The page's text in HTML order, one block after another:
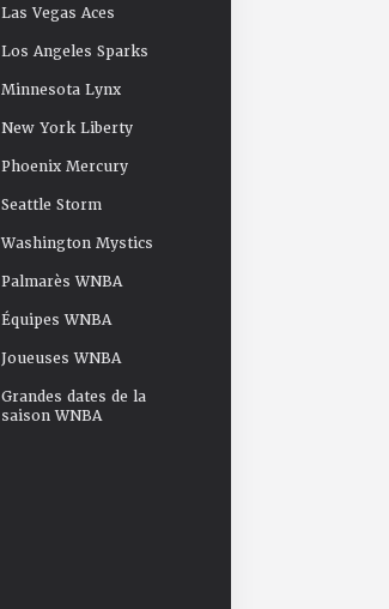
Las Vegas Aces
Los Angeles Sparks
Minnesota Lynx
New York Liberty
Phoenix Mercury
Seattle Storm
Washington Mystics
Palmarès WNBA
Équipes WNBA
Joueuses WNBA
Grandes dates de la
saison WNBA